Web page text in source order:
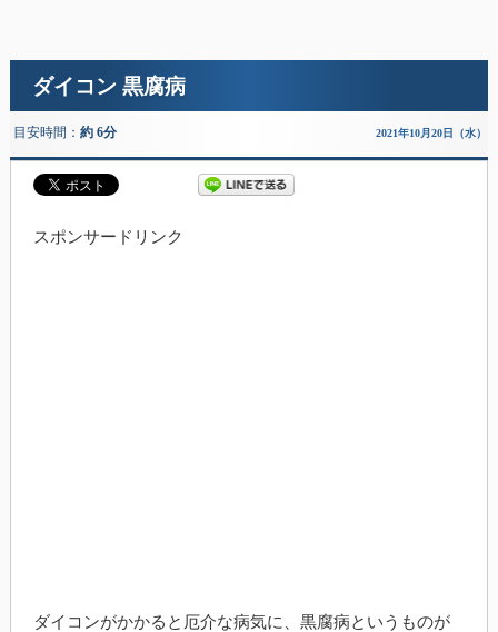
ダイコン 黒腐病
目安時間： 約 6分 2021年10月20日（水）
スポンサードリンク
ダイコンがかかると厄介な病気に、黒腐病というものが